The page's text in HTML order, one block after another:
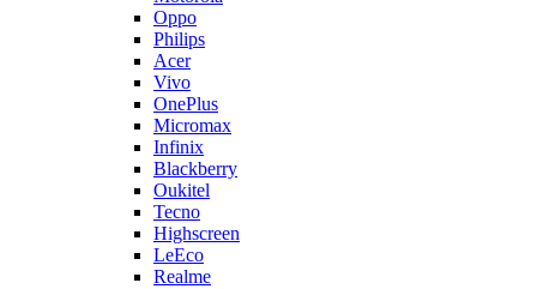
Oppo
Philips
Acer
Vivo
OnePlus
Micromax
Infinix
Blackberry
Oukitel
Tecno
Highscreen
LeEco
Realme